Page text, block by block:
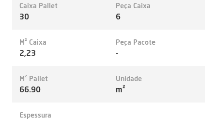
Caixa Pallet
30
Peça Caixa
6
M² Caixa
2,23
Peça Pacote
-
M² Pallet
66.90
Unidade
m²
Espessura